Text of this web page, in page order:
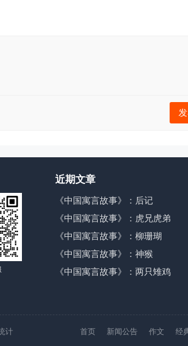
近期文章
《中国寓言故事》：后记
《中国寓言故事》：虎兄虎弟
《中国寓言故事》：柳珊瑚
《中国寓言故事》：神猴
《中国寓言故事》：两只雉鸡
计 首页 新闻公告 作文 经